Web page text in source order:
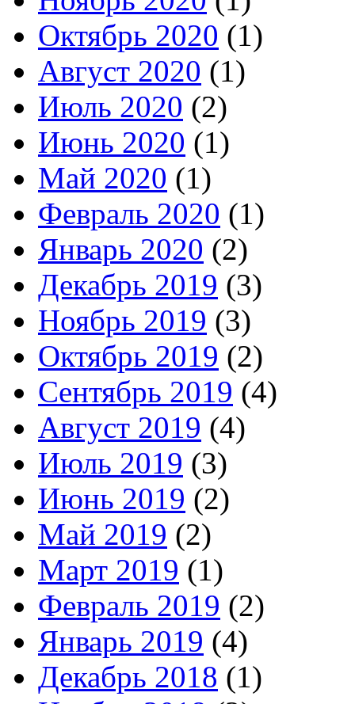
Октябрь 2020 (1)
Август 2020 (1)
Июль 2020 (2)
Июнь 2020 (1)
Май 2020 (1)
Февраль 2020 (1)
Январь 2020 (2)
Декабрь 2019 (3)
Ноябрь 2019 (3)
Октябрь 2019 (2)
Сентябрь 2019 (4)
Август 2019 (4)
Июль 2019 (3)
Июнь 2019 (2)
Май 2019 (2)
Март 2019 (1)
Февраль 2019 (2)
Январь 2019 (4)
Декабрь 2018 (1)